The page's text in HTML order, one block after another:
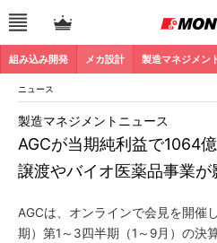
組み込み開発 メカ設計 製造マネジメン
ニュース
AGCが当期純利益で1064
譲渡やバイオ医薬品事業が
製造マネジメントニュース
AGCは、オンラインで会見を開催
期）第1～3四半期（1～9月）の決